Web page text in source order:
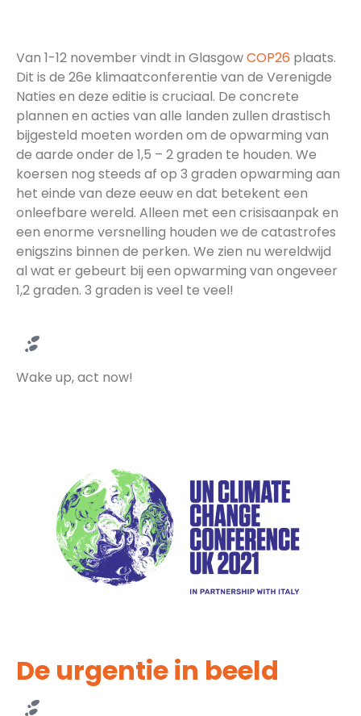
Van 1-12 november vindt in GlasgowCOP26 plaats.
Dit is de 26e klimaatconferentie van de Verenigde
Naties en deze editie is cruciaal. De concrete
plannen en acties van alle landen zullen drastisch
bijgesteld moeten worden om de opwarming van
de aarde onder de 1,5 – 2 graden te houden. We
koersen nog steeds af op 3 graden opwarming aan
het einde van deze eeuw en dat betekent een
onleefbare wereld. Alleen met een crisisaanpak en
een enorme versnelling houden we de catastrofes
enigszins binnen de perken. We zien nu wereldwijd
al wat er gebeurt bij een opwarming van ongeveer
1,2 graden. 3 graden is veel te veel!
Wake up, act now!
De urgentie in beeld